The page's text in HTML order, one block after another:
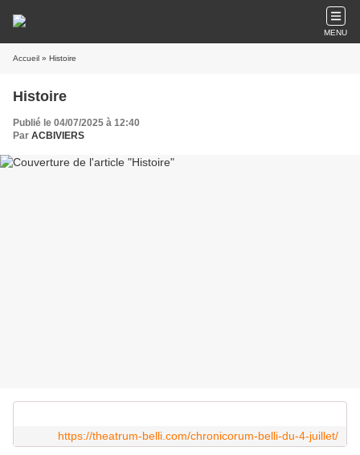
MENU
Accueil » Histoire
Histoire
Publié le 04/07/2025 à 12:40
Par ACBIVIERS
https://theatrum-belli.com/chronicorum-belli-du-4-juillet/